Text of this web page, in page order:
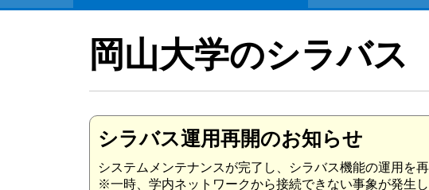
岡山大学のシラバス
シラバス運用再開のお知らせ
システムメンテナンスが完了し、シラバス機能の運用を再
※一時、学内ネットワークから接続できない事象が発生